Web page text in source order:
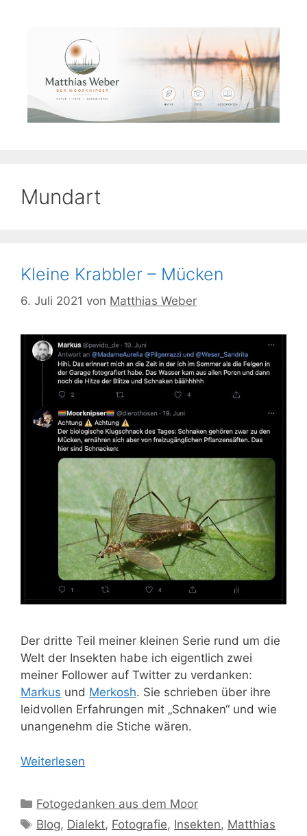
Mundart
Kleine Krabbler – Mücken
6. Juli 2021 von Matthias Weber
Der dritte Teil meiner kleinen Serie rund um die
Welt der Insekten habe ich eigentlich zwei
meiner Follower auf Twitter zu verdanken:
Markus und Merkosh. Sie schrieben über ihre
leidvollen Erfahrungen mit „Schnaken“ und wie
unangenehm die Stiche wären.
Weiterlesen
Kategorien
Fotogedanken aus dem Moor
Schlagwörter
Blog, Dialekt, Fotografie, Insekten, Matthias